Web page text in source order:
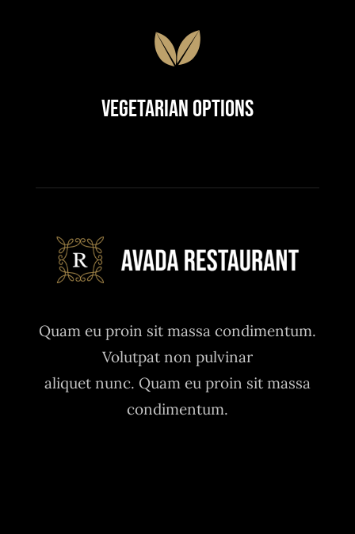
Vegetarian Options
Quam eu proin sit massa condimentum.
Volutpat non pulvinar
aliquet nunc. Quam eu proin sit massa
condimentum.